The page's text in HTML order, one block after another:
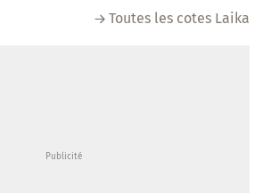
Toutes les cotes Laika